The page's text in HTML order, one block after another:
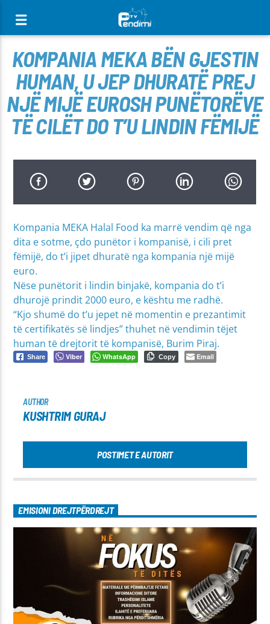
KOMPANIA MEKA BËN GJESTIN
HUMAN, U JEP DHURATË PREJ
NJË MIJË EUROSH PUNËTORËVE
TË CILËT DO T’U LINDIN FËMIJË
Kompania MEKA Halal Food ka marrë vendim që nga
dita e sotme, çdo punëtor i kompanisë, i cili pret
fëmijë, do t’i jipet dhuratë nga kompania një mijë
euro.
Nëse punëtorit i lindin binjakë, kompania do t’i
dhurojë prindit 2000 euro, e kështu me radhë.
“Kjo shumë do t’u jepet në momentin e prezantimit
të certifikatës së lindjes” thuhet në vendimin tëjet
human të drejtorit të kompanisë, Burim Piraj.
Share Viber WhatsApp Copy Email
AUTHOR
KUSHTRIM GURAJ
POSTIMET E AUTORIT
EMISIONI DREJTPËRDREJT